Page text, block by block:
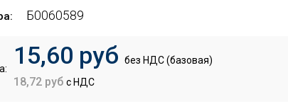
Б0060589
15,60 руб без НДС (базовая)
18,72 руб с НДС